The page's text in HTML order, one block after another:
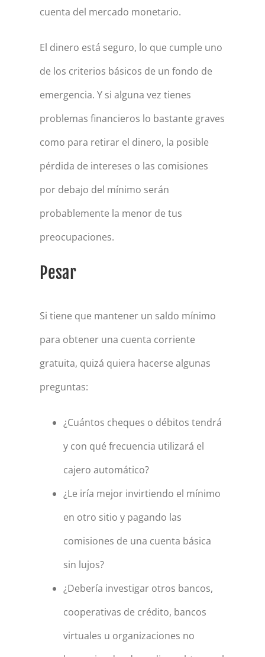
cuenta del mercado monetario.
El dinero está seguro, lo que cumple uno
de los criterios básicos de un fondo de
emergencia. Y si alguna vez tienes
problemas financieros lo bastante graves
como para retirar el dinero, la posible
pérdida de intereses o las comisiones
por debajo del mínimo serán
probablemente la menor de tus
preocupaciones.
Pesar
Si tiene que mantener un saldo mínimo
para obtener una cuenta corriente
gratuita, quizá quiera hacerse algunas
preguntas:
¿Cuántos cheques o débitos tendrá
y con qué frecuencia utilizará el
cajero automático?
¿Le iría mejor invirtiendo el mínimo
en otro sitio y pagando las
comisiones de una cuenta básica
sin lujos?
¿Debería investigar otros bancos,
cooperativas de crédito, bancos
virtuales u organizaciones no